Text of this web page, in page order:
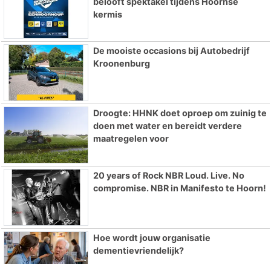
kermis
De mooiste occasions bij Autobedrijf
Kroonenburg
Droogte: HHNK doet oproep om zuinig te
doen met water en bereidt verdere
maatregelen voor
20 years of Rock NBR Loud. Live. No
compromise. NBR in Manifesto te Hoorn!
Hoe wordt jouw organisatie
dementievriendelijk?